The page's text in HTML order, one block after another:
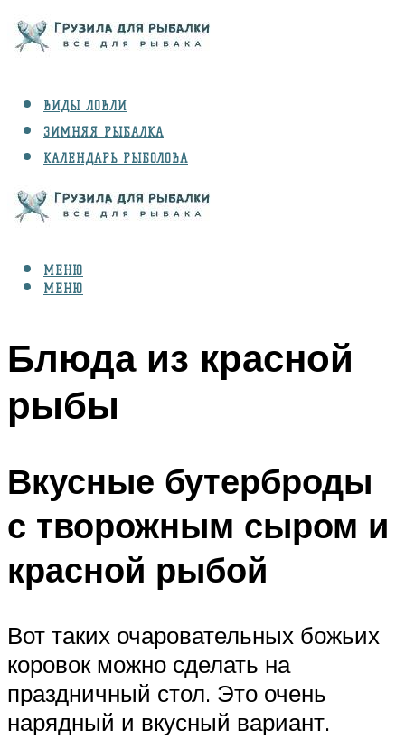
ВИДЫ ЛОВЛИ
ЗИМНЯЯ РЫБАЛКА
КАЛЕНДАРЬ РЫБОЛОВА
СНАРЯЖЕНИЕ
МЕНЮ
МЕНЮ
Блюда из красной
рыбы
Вкусные бутерброды
с творожным сыром и
красной рыбой
Вот таких очаровательных божьих
коровок можно сделать на
праздничный стол. Это очень
нарядный и вкусный вариант.